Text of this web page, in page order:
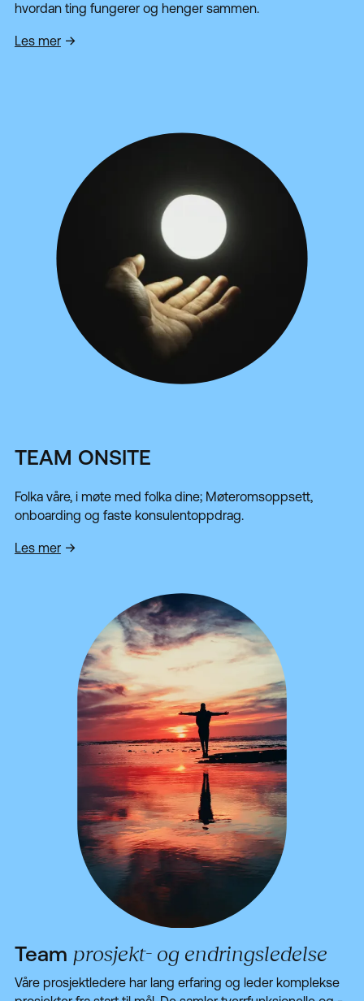
hvordan ting fungerer og henger sammen.
Les mer
TEAM ONSITE
Folka våre, i møte med folka dine; Møteromsoppsett,
onboarding og faste konsulentoppdrag.
Les mer
Team prosjekt- og endringsledelse
Våre prosjektledere har lang erfaring og leder komplekse